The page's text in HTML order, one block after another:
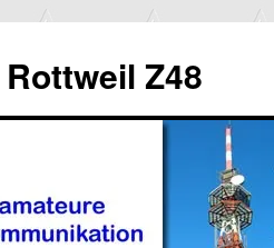
Z48